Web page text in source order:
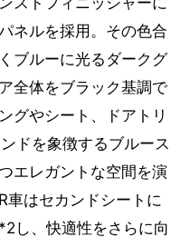
ネルを採用。その色合
ブルーに光るダークグ
全体をブラック基調で
グやシート、ドアトリ
ドを象徴するブルース
エレガントな空間を演
車はセカンドシートに
し、快適性をさらに向